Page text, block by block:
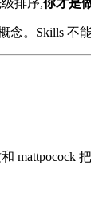
排序,你才是
念。Skills